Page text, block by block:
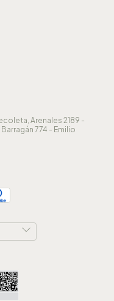
Arenales 2189 -
774 - Emilio